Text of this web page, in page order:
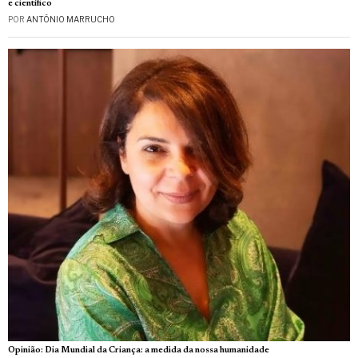
e científico
POR ANTÓNIO MARRUCHO
Opinião: Dia Mundial da Criança: a medida da nossa humanidade